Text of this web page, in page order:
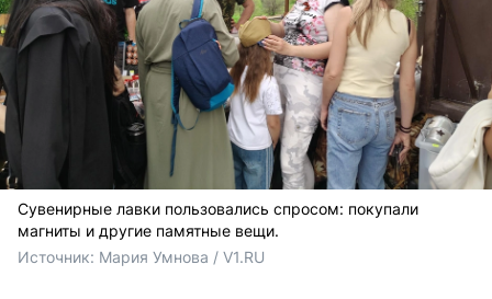
Сувенирные лавки пользовались спросом: покупали
магниты и другие памятные вещи.
Источник: Мария Умнова / V1.RU